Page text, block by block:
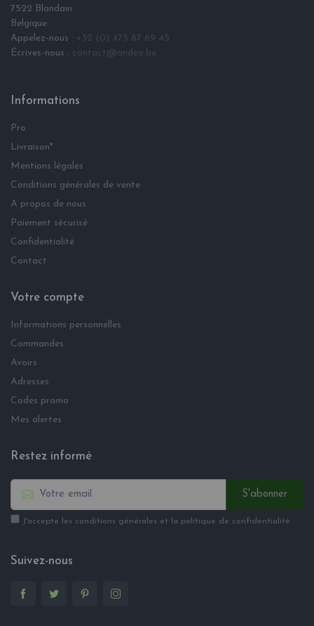
7522 Blandain
Belgique
Appelez-nous : +32 (0) 475 87 69 45
Écrives-nous : contact@andeo.be
Informations
Pro
Livraison*
Mentions légales
Conditions générales de vente
A propos de nous
Paiement sécurisé
Confidentialité
Contact
Votre compte
Informations personnelles
Commandes
Avoirs
Adresses
Codes promo
Mes alertes
Restez informé
S'abonner
J'accepte les conditions générales et la politique de confidentialité
Suivez-nous